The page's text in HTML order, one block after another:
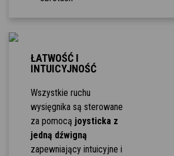
ŁATWOŚĆ I
INTUICYJNOŚĆ
Wszystkie ruchu
wysięgnika są sterowane
za pomocą joysticka z
jedną dźwigną
zapewniający intuicyjne i